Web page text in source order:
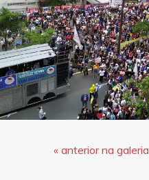
« anterior na galeria